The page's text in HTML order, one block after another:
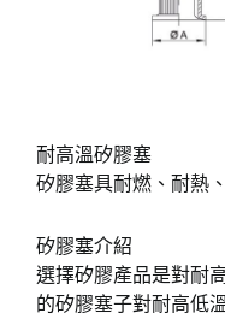
耐高溫矽膠塞
矽膠塞具耐燃、耐熱
矽膠塞介紹
選擇矽膠產品是對耐
的矽膠塞子對耐高低